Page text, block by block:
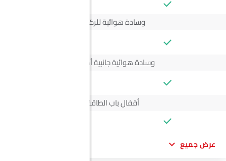
وسادة هوائية للركاب
وسادة هوائية جانبية أمامية
أقفال باب الطاقة
عرض جميع